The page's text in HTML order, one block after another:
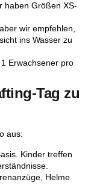
haben Größen XS-
wir empfehlen,
ins Wasser zu
Erwachsener pro
Tag zu
aus:
Kinder treffen
Helme